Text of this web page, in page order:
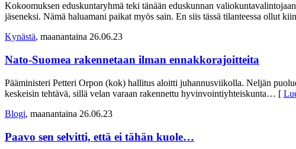
Kokoomuksen eduskuntaryhmä teki tänään eduskunnan
jäseneksi. Nämä haluamani paikat myös sain. En siis tässä tilanteessa ollut
Kynästä, maanantaina 26.06.23
Nato-Suomea rakennetaan ilman ennakkorajoitteita
Pääministeri Petteri Orpon (kok) hallitus aloitti juhannusviikolla. Neljän
keskeisin tehtävä, sillä velan varaan rakennettu hyvinvointiyhteiskunta… [
Blogi, maanantaina 26.06.23
Paavo sen selvitti, että ei tähän kuole…